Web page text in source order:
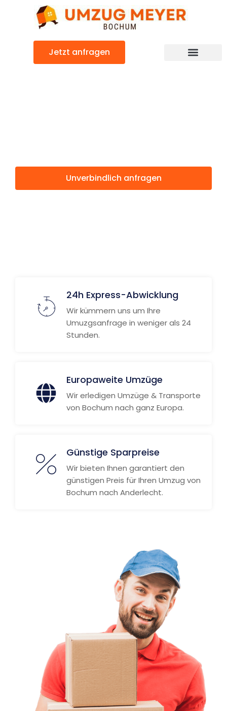
Jetzt anfragen
Unverbindlich anfragen
24h Express-Abwicklung
Wir kümmern uns um Ihre
Umuzgsanfrage in weniger als 24
Stunden.
Europaweite Umzüge
Wir erledigen Umzüge & Transporte
von Bochum nach ganz Europa.
Günstige Sparpreise
Wir bieten Ihnen garantiert den
günstigen Preis für Ihren Umzug von
Bochum nach Anderlecht.